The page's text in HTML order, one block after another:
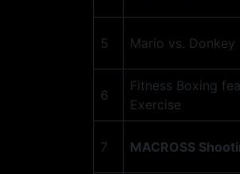
5 Mario vs. Donkey
6
Fitness Boxing
Exercise
7 MACROSS